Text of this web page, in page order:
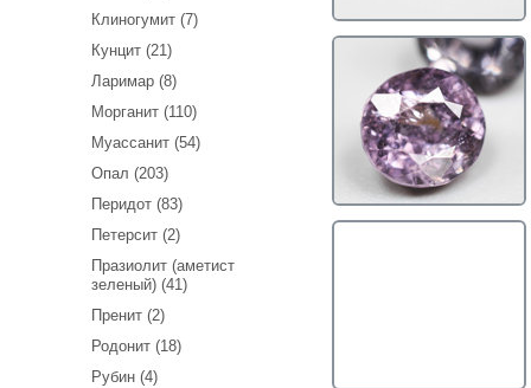
Клиногумит (7)
Кунцит (21)
Ларимар (8)
Морганит (110)
Муассанит (54)
Опал (203)
Перидот (83)
Петерсит (2)
Празиолит (аметист
зеленый) (41)
Пренит (2)
Родонит (18)
Рубин (4)